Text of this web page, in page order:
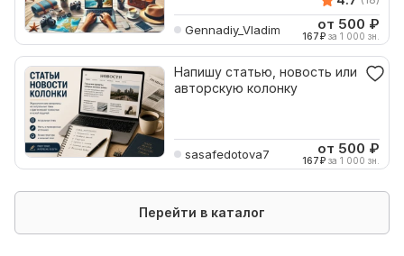
Gennadiy_Vladim от 500 ₽
167₽ за 1 000 зн.
Напишу статью, новость или
авторскую колонку
sasafedotova7 от 500 ₽
167₽ за 1 000 зн.
Перейти в каталог